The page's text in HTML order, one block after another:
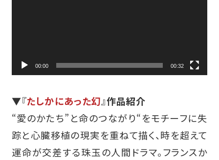
00:00 00:32
▼『たしかにあった幻』作品紹介
“愛のかたち”と命のつながり“をモチーフに失
踪と心臓移植の現実を重ねて描く、時を超えて
運命が交差する珠玉の人間ドラマ。フランスか